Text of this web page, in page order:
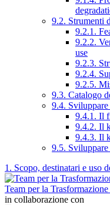
9.2. Strumenti
9.2.1.
9.2.2.
use
9.2.3.
9.2.4.
9.2.5.
9.3. Catalogo
9.4.
9.4.1. Il
9.4.2. Il
9.4.3. Il
9.5.
1. Scopo, destinatari e uso
Team per la
in collaborazione con